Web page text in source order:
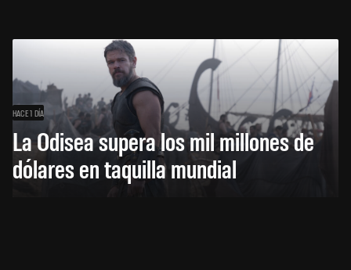
HACE 1 DÍA
La Odisea supera los mil millones de
dólares en taquilla mundial